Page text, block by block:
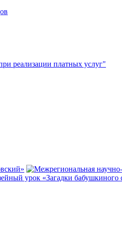
реализации платных услуг"